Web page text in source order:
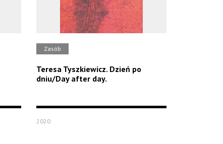
Zasób
Teresa Tyszkiewicz. Dzień po
dniu/Day after day.
2020